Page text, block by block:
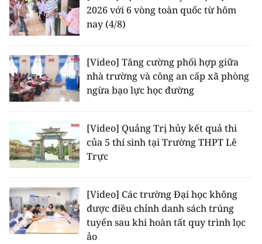
ENGLISH
中文
FRANÇAIS
РУССКИЙ
ESPAÑOL
한국어
2026 với 6 vòng toàn quốc từ hôm
nay (4/8)
[Video] Tăng cường phối hợp giữa
nhà trường và công an cấp xã phòng
ngừa bạo lực học đường
[Video] Quảng Trị hủy kết quả thi
của 5 thí sinh tại Trường THPT Lê
Trực
[Video] Các trường Đại học không
được điều chỉnh danh sách trúng
tuyển sau khi hoàn tất quy trình lọc
ảo